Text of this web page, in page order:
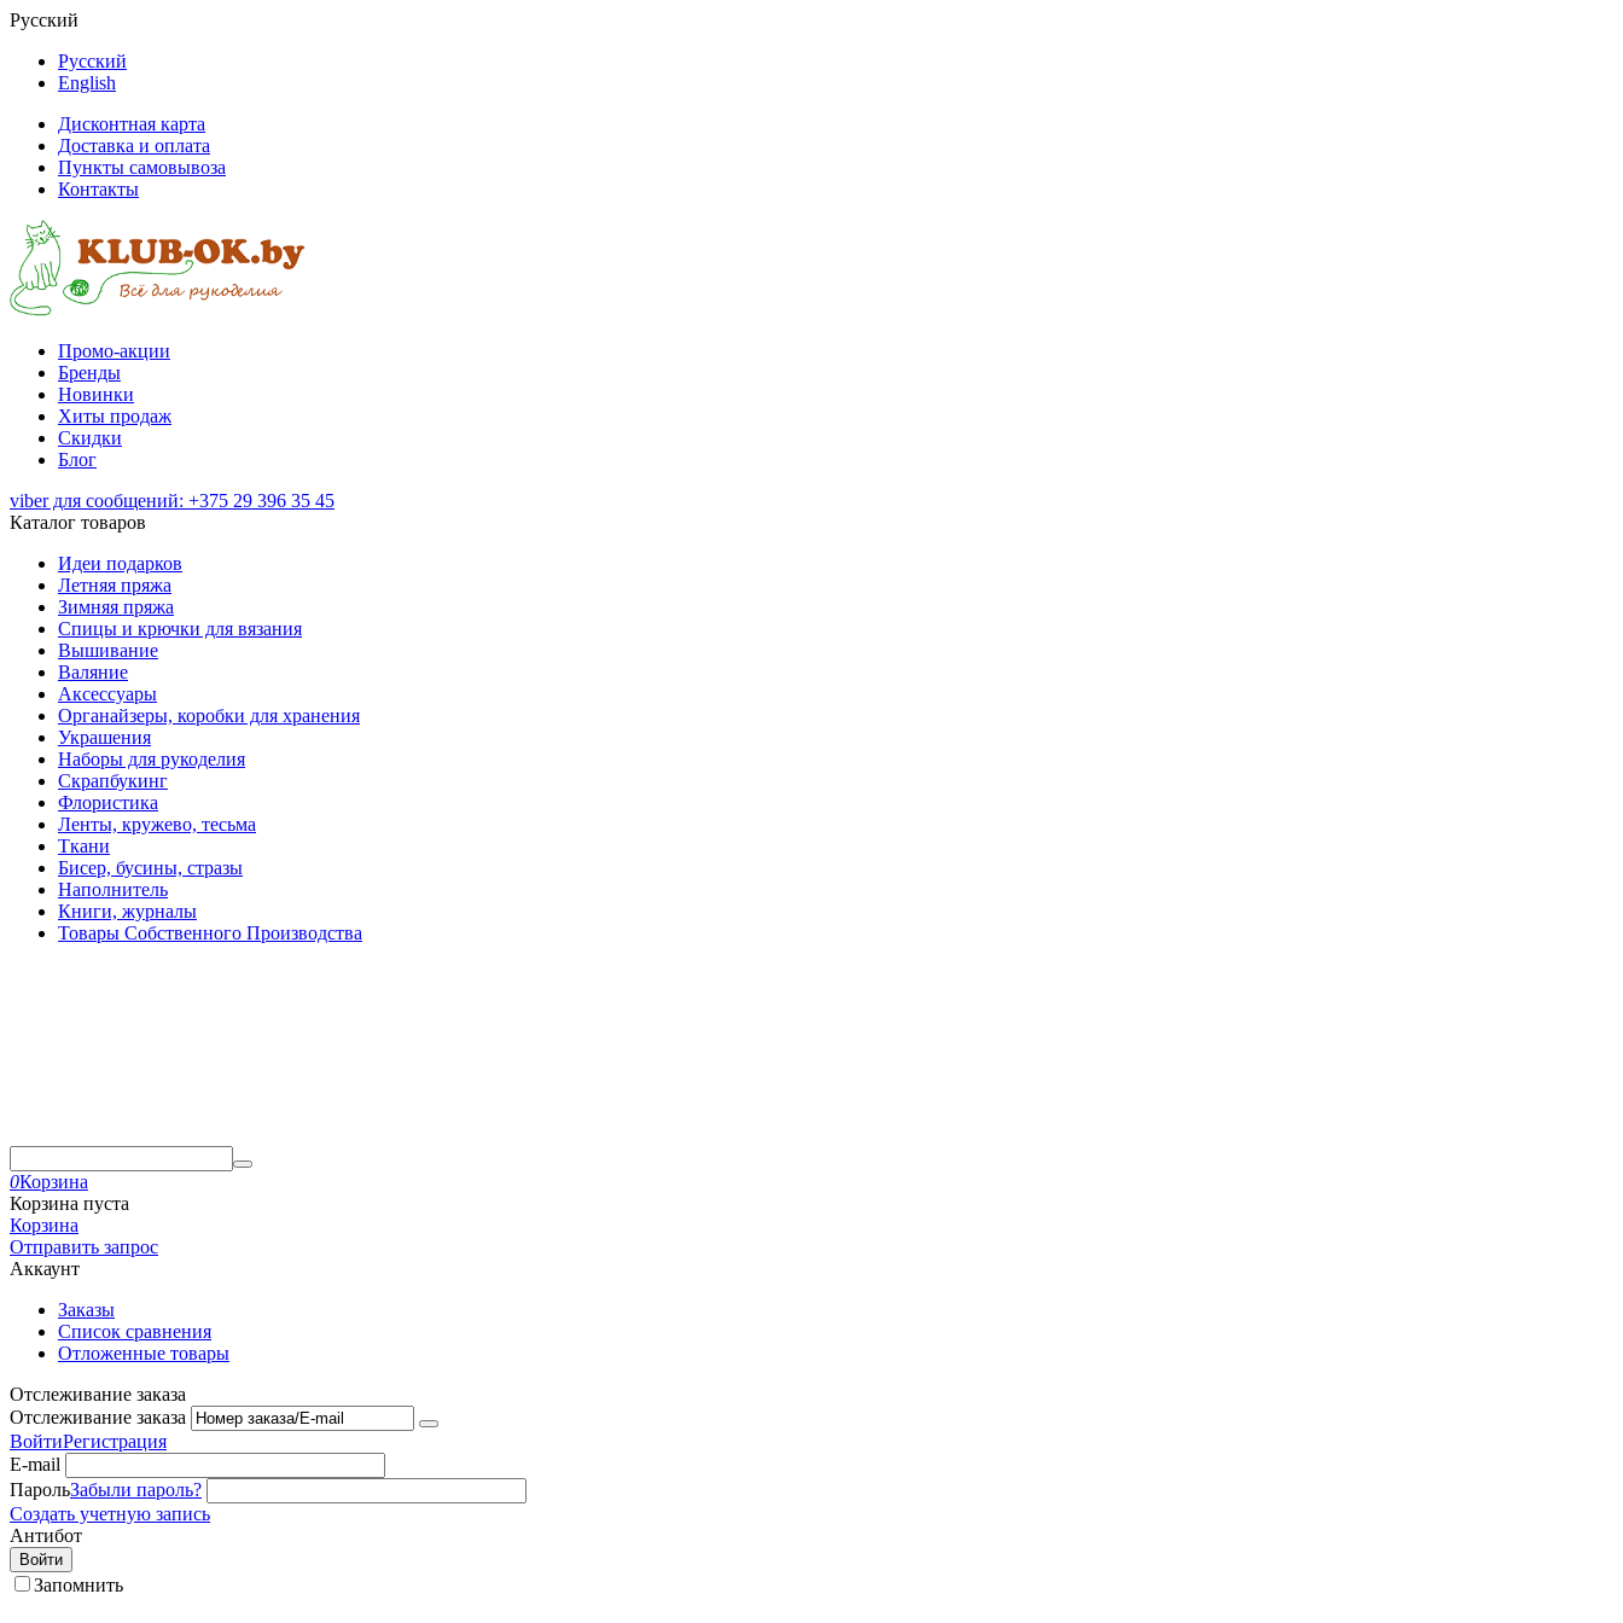
Русский
Русский
English
Дисконтная карта
Доставка и оплата
Пункты самовывоза
Контакты
Промо-акции
Бренды
Новинки
Хиты продаж
Скидки
Блог
viber для сообщений: +375 29 396 35 45
Каталог товаров
Идеи подарков
Летняя пряжа
Зимняя пряжа
Спицы и крючки для вязания
Вышивание
Валяние
Аксессуары
Органайзеры, коробки для хранения
Украшения
Наборы для рукоделия
Скрапбукинг
Флористика
Ленты, кружево, тесьма
Ткани
Бисер, бусины, стразы
Наполнитель
Книги, журналы
Товары Собственного Производства
0Корзина
Корзина пуста
Корзина
Отправить запрос
Аккаунт
Заказы
Список сравнения
Отложенные товары
Отслеживание заказа
Отслеживание заказа
ВойтиРегистрация
E-mail
ПарольЗабыли пароль?
Создать учетную запись
Антибот
Войти
Запомнить